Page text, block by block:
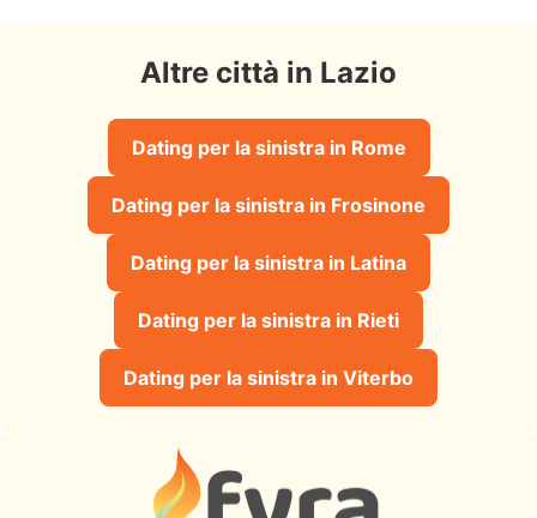
Altre città in Lazio
Dating per la sinistra in Rome
Dating per la sinistra in Frosinone
Dating per la sinistra in Latina
Dating per la sinistra in Rieti
Dating per la sinistra in Viterbo